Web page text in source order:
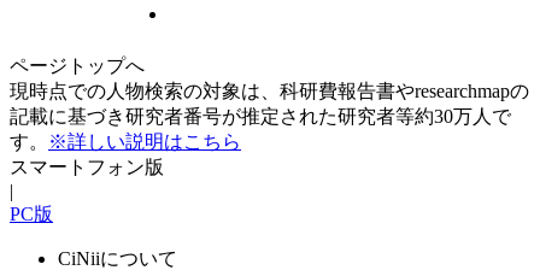
ページトップへ
現時点での人物検索の対象は、科研費報告書やresearchmapの
記載に基づき研究者番号が推定された研究者等約30万人で
す。
※詳しい説明はこちら
スマートフォン版
|
PC版
CiNiiについて